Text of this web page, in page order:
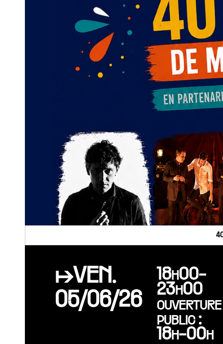
↦VEN.
05/06/26
18h00-
23h00
ouverture
public :
18h-00h